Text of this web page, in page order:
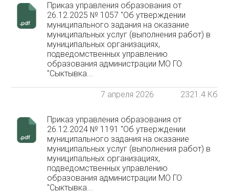
Приказ управления образования от
26.12.2025 № 1057 "Об утверждении
муниципального задания на оказание
муниципальных услуг (выполнения работ) в
муниципальных организациях,
подведомственных управлению
образования администрации МО ГО
"Сыктывка...
7 апреля 2026 2321.4 Кб
Приказ управления образования от
26.12.2024 № 1191 "Об утверждении
муниципального задания на оказание
муниципальных услуг (выполнения работ) в
муниципальных организациях,
подведомственных управлению
образования администрации МО ГО
"Сыктывка...